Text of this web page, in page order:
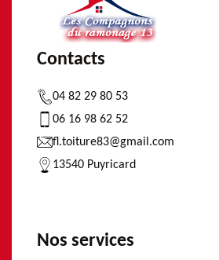
Contacts
04 82 29 80 53
06 16 98 62 52
fl.toiture83@gmail.com
13540 Puyricard
Nos services